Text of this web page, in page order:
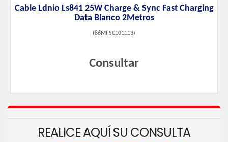
Cable Ldnio Ls841 25W Charge & Sync Fast Charging
Data Blanco 2Metros
(86MFSC101113)
Consultar
REALICE AQUÍ SU CONSULTA